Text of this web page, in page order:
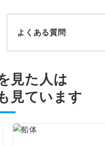
よくある質問
見た人は
見ています